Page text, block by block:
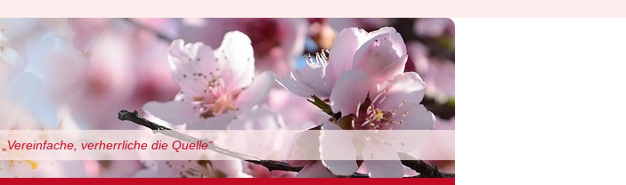
„Vereinfache, verherrliche die Quelle“